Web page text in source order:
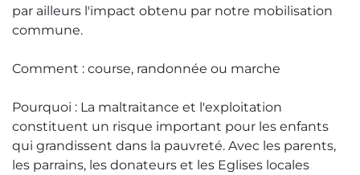
par ailleurs l'impact obtenu par notre mobilisation
commune.
Comment : course, randonnée ou marche
Pourquoi : La maltraitance et l'exploitation
constituent un risque important pour les enfants
qui grandissent dans la pauvreté. Avec les parents,
les parrains, les donateurs et les Eglises locales